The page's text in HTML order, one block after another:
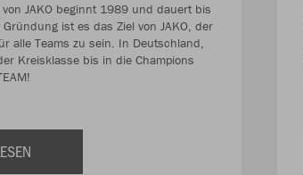
JAKO beginnt 1989 und dauert bis
ist es das Ziel von JAKO, der
alle Teams zu sein. In Deutschland,
Kreisklasse bis in die Champions